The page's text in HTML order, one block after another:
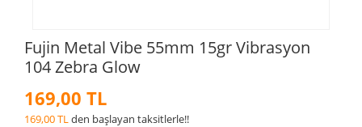
Fujin Metal Vibe 55mm 15gr Vibrasyon
104 Zebra Glow
169,00 TL
169,00 TLden başlayan taksitlerle!!